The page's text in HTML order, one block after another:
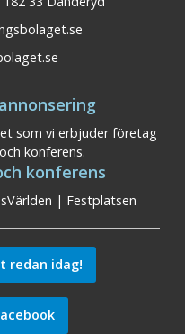
som vi erbjuder företag
konferens.
konferens
| Festplatsen
redan idag!